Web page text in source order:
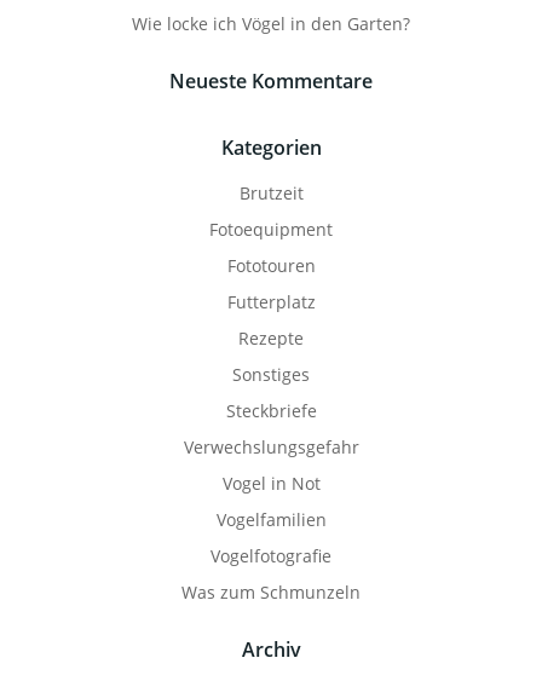
Wie locke ich Vögel in den Garten?
Neueste Kommentare
Kategorien
Brutzeit
Fotoequipment
Fototouren
Futterplatz
Rezepte
Sonstiges
Steckbriefe
Verwechslungsgefahr
Vogel in Not
Vogelfamilien
Vogelfotografie
Was zum Schmunzeln
Archiv